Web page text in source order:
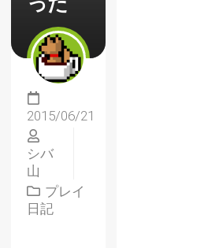
2015/06/21
シバ
山
プレイ
日記